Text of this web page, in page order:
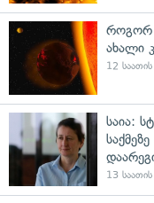
როგორ
ახალი
12 საათის
საია:
13 საათის